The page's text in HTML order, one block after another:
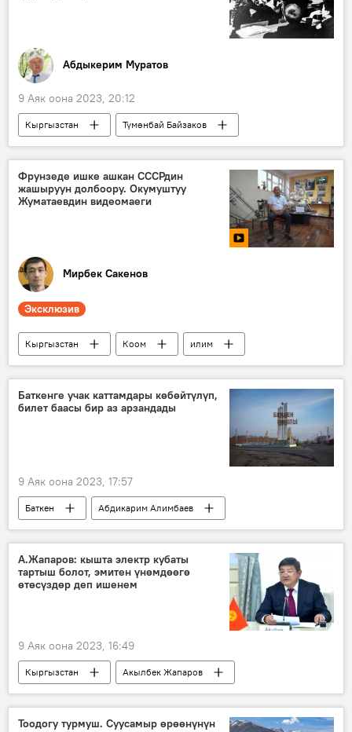
Абдыкерим Муратов
9 Аяк оона 2023, 20:12
Кыргызстан
Түмөнбай Байзаков
адабият
поэзия
акын
Кыргыздын көркөм өнөрү, белгилүү инсандары жөнүндө фактылар
котормочу
юбилей Сузак району
Фрунзеде ишке ашкан СССРдин
жашыруун долбоору. Окумуштуу
Жуматаевдин видеомаеги
Мирбек Сакенов
Эксклюзив
Кыргызстан Коом
илим
изилдөө
окумуштуулар
Баткенге учак каттамдары көбөйтүлүп,
билет баасы бир аз арзандады
9 Аяк оона 2023, 17:57
Баткен
Абдикарим Алимбаев
каттам
учак баа билет
А.Жапаров: кышта электр кубаты
тартыш болот, эмитен үнөмдөөгө
өтөсүздөр деп ишенем
9 Аяк оона 2023, 16:49
Кыргызстан
Акылбек Жапаров
электр кубаты
каатчылык
кыш
эл
кайрылуу
Тоодогу турмуш. Суусамыр өрөөнүнүн